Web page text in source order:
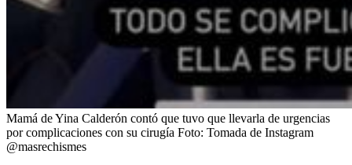
Mamá de Yina Calderón contó que tuvo que llevarla de urgencias
por complicaciones con su cirugía Foto: Tomada de Instagram
@masrechismes